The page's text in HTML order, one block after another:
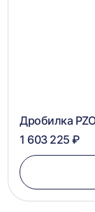
Дробилка
1 603 225 ₽